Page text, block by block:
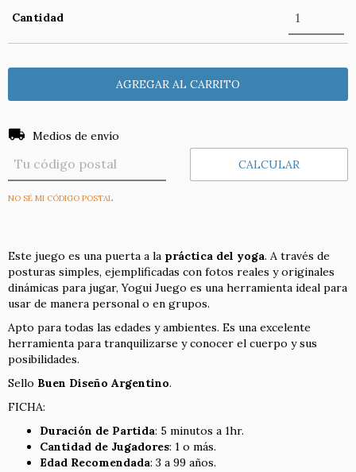
Cantidad
Entregas para el CP:
Medios de envío
CALCULAR
NO SÉ MI CÓDIGO POSTAL
Este juego es una puerta a la práctica del yoga. A través de
posturas simples, ejemplificadas con fotos reales y originales
dinámicas para jugar, Yogui Juego es una herramienta ideal para
usar de manera personal o en grupos.
Apto para todas las edades y ambientes. Es una excelente
herramienta para tranquilizarse y conocer el cuerpo y sus
posibilidades.
Sello Buen Diseño Argentino.
FICHA:
Duración de Partida: 5 minutos a 1hr.
Cantidad de Jugadores: 1 o más.
Edad Recomendada: 3 a 99 años.